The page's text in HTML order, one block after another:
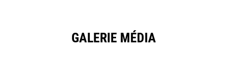
GALERIE MÉDIA